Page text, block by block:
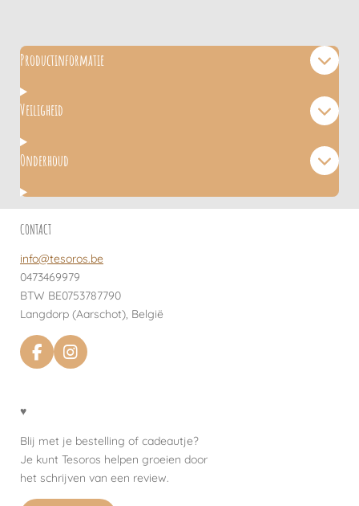
Productinformatie
Veiligheid
Onderhoud
CONTACT
info@tesoros.be
0473469979
BTW BE0753787790
Langdorp (Aarschot), België
F
a
o
k
I
n
g
r
a
m
♥
Blij met je bestelling of cadeautje?
Je kunt Tesoros helpen groeien door
het schrijven van een review.